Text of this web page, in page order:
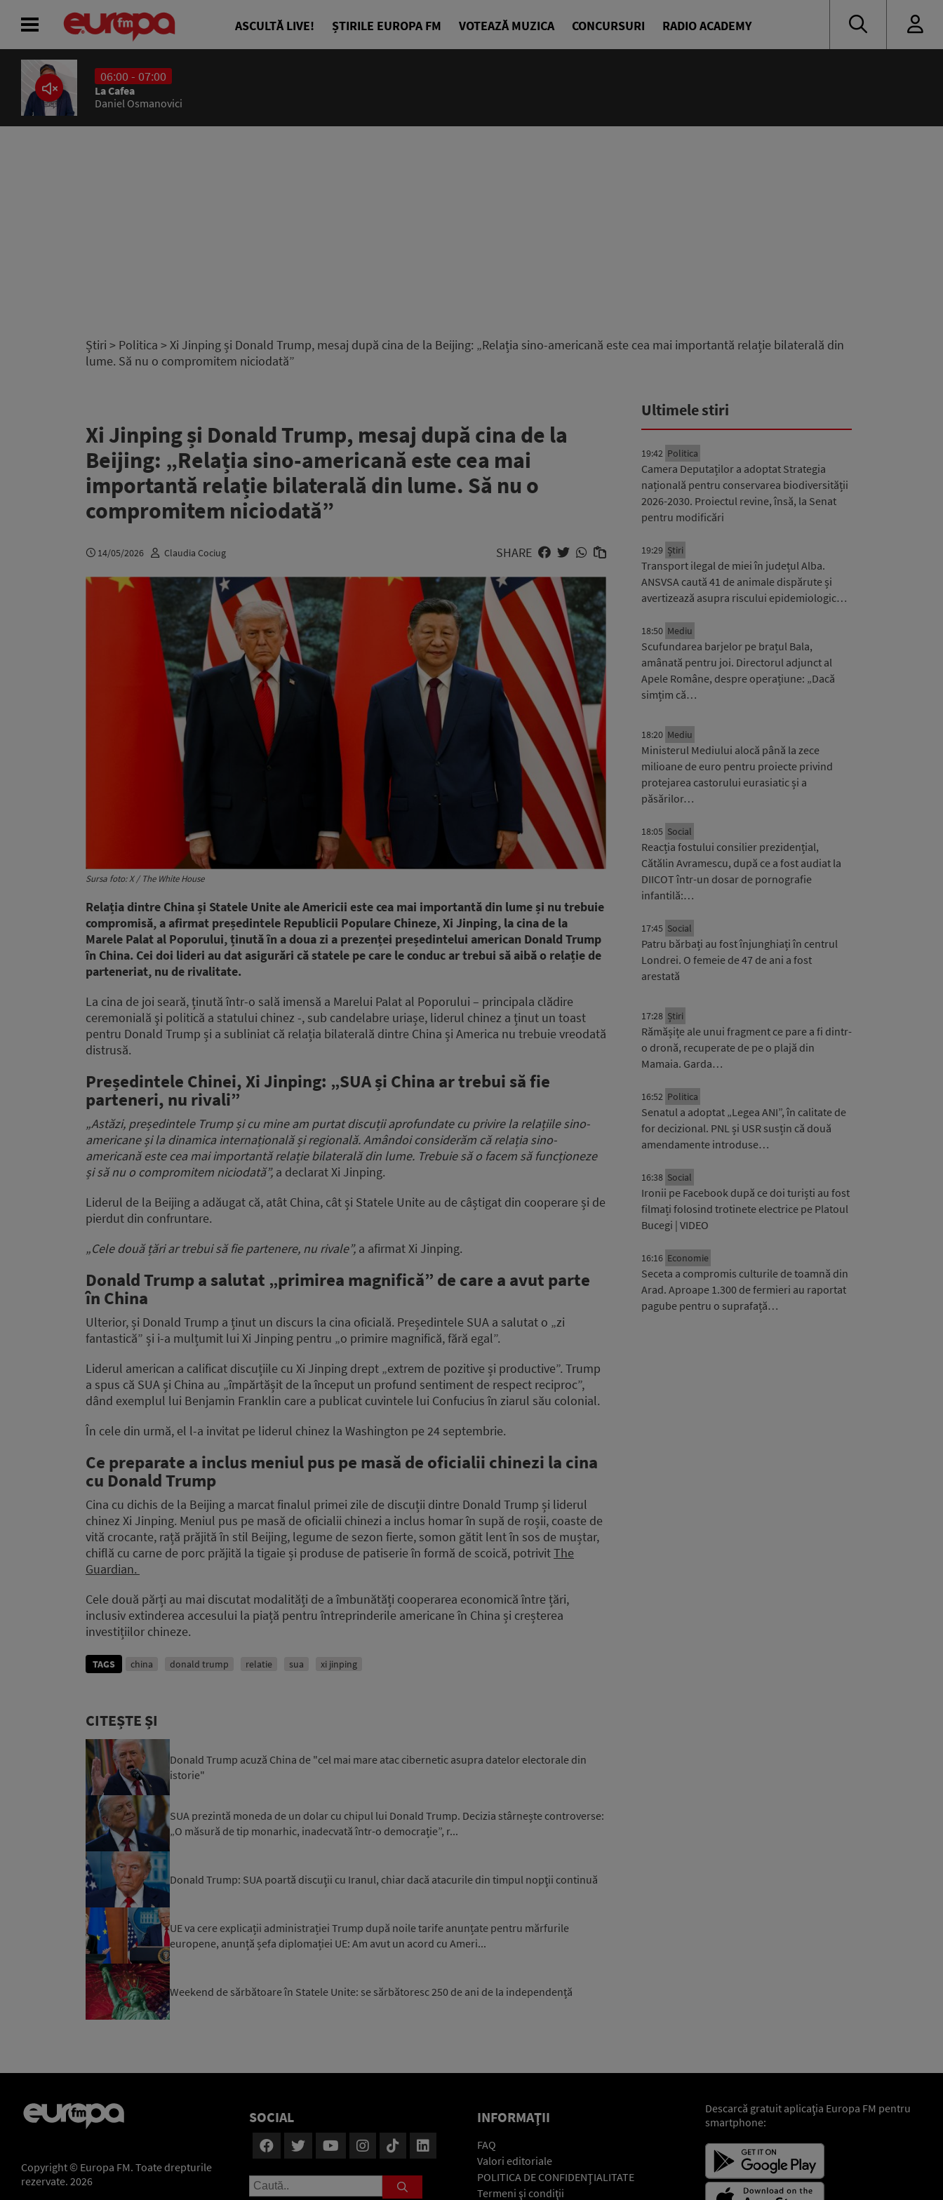
ASCULTĂ LIVE! ȘTIRILE EUROPA FM VOTEAZĂ MUZICA CONCURSURI RADIO ACADEMY
06:00 - 07:00
La Cafea
Daniel Osmanovici
Știri > Politica > Xi Jinping și Donald Trump, mesaj după cina de la Beijing: „Relația sino-americană este cea mai importantă relație bilaterală din
lume. Să nu o compromitem niciodată”
Xi Jinping și Donald Trump, mesaj după cina de la
Beijing: „Relația sino-americană este cea mai
importantă relație bilaterală din lume. Să nu o
compromitem niciodată”
14/05/2026 Claudia Cociug SHARE
Sursa foto: X / The White House
Relația dintre China și Statele Unite ale Americii este cea mai importantă din lume și nu trebuie
compromisă, a afirmat președintele Republicii Populare Chineze, Xi Jinping, la cina de la
Marele Palat al Poporului, ținută în a doua zi a prezenței președintelui american Donald Trump
în China. Cei doi lideri au dat asigurări că statele pe care le conduc ar trebui să aibă o relație de
parteneriat, nu de rivalitate.
La cina de joi seară, ținută într-o sală imensă a Marelui Palat al Poporului – principala clădire
ceremonială şi politică a statului chinez -, sub candelabre uriașe, liderul chinez a ținut un toast
pentru Donald Trump și a subliniat că relația bilaterală dintre China și America nu trebuie vreodată
distrusă.
Președintele Chinei, Xi Jinping: „SUA și China ar trebui să fie
parteneri, nu rivali”
„Astăzi, președintele Trump și cu mine am purtat discuții aprofundate cu privire la relațiile sino-
americane și la dinamica internațională și regională. Amândoi considerăm că relația sino-
americană este cea mai importantă relație bilaterală din lume. Trebuie să o facem să funcționeze
și să nu o compromitem niciodată”, a declarat Xi Jinping.
Liderul de la Beijing a adăugat că, atât China, cât și Statele Unite au de câștigat din cooperare și de
pierdut din confruntare.
„Cele două țări ar trebui să fie partenere, nu rivale”, a afirmat Xi Jinping.
Donald Trump a salutat „primirea magnifică” de care a avut parte
în China
Ulterior, și Donald Trump a ținut un discurs la cina oficială. Președintele SUA a salutat o „zi
fantastică” și i-a mulțumit lui Xi Jinping pentru „o primire magnifică, fără egal”.
Liderul american a calificat discuțiile cu Xi Jinping drept „extrem de pozitive și productive”. Trump
a spus că SUA și China au „împărtășit de la început un profund sentiment de respect reciproc”,
dând exemplul lui Benjamin Franklin care a publicat cuvintele lui Confucius în ziarul său colonial.
În cele din urmă, el l-a invitat pe liderul chinez la Washington pe 24 septembrie.
Ce preparate a inclus meniul pus pe masă de oficialii chinezi la cina
cu Donald Trump
Cina cu dichis de la Beijing a marcat finalul primei zile de discuții dintre Donald Trump și liderul
chinez Xi Jinping. Meniul pus pe masă de oficialii chinezi a inclus homar în supă de roșii, coaste de
vită crocante, rață prăjită în stil Beijing, legume de sezon fierte, somon gătit lent în sos de muștar,
chiflă cu carne de porc prăjită la tigaie și produse de patiserie în formă de scoică, potrivitThe
Guardian.
Cele două părți au mai discutat modalități de a îmbunătăți cooperarea economică între țări,
inclusiv extinderea accesului la piață pentru întreprinderile americane în China și creșterea
investițiilor chineze.
TAGS china donald trump relatie sua xi jinping
CITEȘTE ȘI
Donald Trump acuză China de "cel mai mare atac cibernetic asupra datelor electorale din
istorie"
SUA prezintă moneda de un dolar cu chipul lui Donald Trump. Decizia stârnește controverse:
„O măsură de tip monarhic, inadecvată într-o democrație”, r...
Donald Trump: SUA poartă discuţii cu Iranul, chiar dacă atacurile din timpul nopţii continuă
UE va cere explicații administrației Trump după noile tarife anunțate pentru mărfurile
europene, anunță șefa diplomației UE: Am avut un acord cu Ameri...
Weekend de sărbătoare în Statele Unite: se sărbătoresc 250 de ani de la independență
Ultimele stiri
19:42 Politica
Camera Deputaților a adoptat Strategia
națională pentru conservarea biodiversității
2026-2030. Proiectul revine, însă, la Senat
pentru modificări
19:29 Știri
Transport ilegal de miei în județul Alba.
ANSVSA caută 41 de animale dispărute și
avertizează asupra riscului epidemiologic…
18:50 Mediu
Scufundarea barjelor pe brațul Bala,
amânată pentru joi. Directorul adjunct al
Apele Române, despre operațiune: „Dacă
simțim că…
18:20 Mediu
Ministerul Mediului alocă până la zece
milioane de euro pentru proiecte privind
protejarea castorului eurasiatic și a
păsărilor…
18:05 Social
Reacția fostului consilier prezidențial,
Cătălin Avramescu, după ce a fost audiat la
DIICOT într-un dosar de pornografie
infantilă:…
17:45 Social
Patru bărbați au fost înjunghiați în centrul
Londrei. O femeie de 47 de ani a fost
arestată
17:28 Știri
Rămășițe ale unui fragment ce pare a fi dintr-
o dronă, recuperate de pe o plajă din
Mamaia. Garda…
16:52 Politica
Senatul a adoptat „Legea ANI”, în calitate de
for decizional. PNL și USR susțin că două
amendamente introduse…
16:38 Social
Ironii pe Facebook după ce doi turiști au fost
filmați folosind trotinete electrice pe Platoul
Bucegi | VIDEO
16:16 Economie
Seceta a compromis culturile de toamnă din
Arad. Aproape 1.300 de fermieri au raportat
pagube pentru o suprafață…
Copyright © Europa FM. Toate drepturile
rezervate. 2026
SOCIAL INFORMAŢII
FAQ
Valori editoriale
POLITICA DE CONFIDENŢIALITATE
Termeni şi condiţii
Descarcă gratuit aplicaţia Europa FM pentru
smartphone:
ACASĂ
ȘTIRI